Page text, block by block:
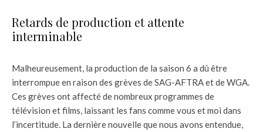
Retards de production et attente
interminable
Malheureusement, la production de la saison 6 a dû être
interrompue en raison des grèves de SAG-AFTRA et de WGA.
Ces grèves ont affecté de nombreux programmes de
télévision et films, laissant les fans comme vous et moi dans
l’incertitude. La dernière nouvelle que nous avons entendue,